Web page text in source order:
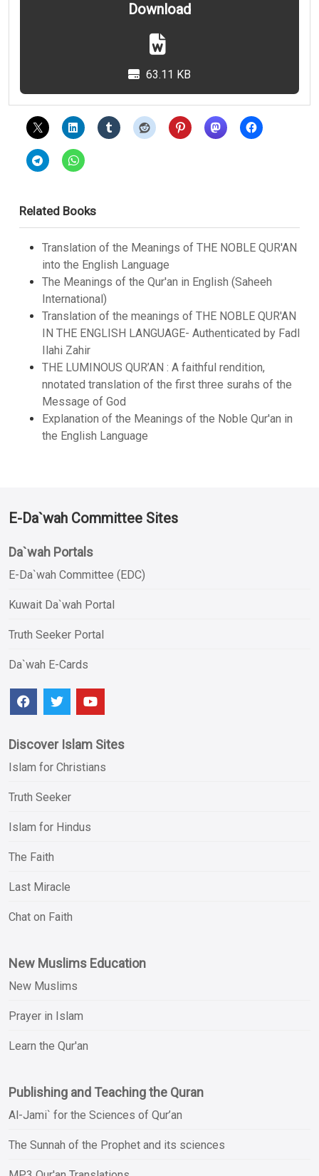
Download
63.11 KB
Related Books
Translation of the Meanings of THE NOBLE QUR'AN
into the English Language
The Meanings of the Qur'an in English (Saheeh
International)
Translation of the meanings of THE NOBLE QUR'AN
IN THE ENGLISH LANGUAGE- Authenticated by Fadl
Ilahi Zahir
THE LUMINOUS QUR’AN : A faithful rendition,
nnotated translation of the first three surahs of the
Message of God
Explanation of the Meanings of the Noble Qur'an in
the English Language
E-Da`wah Committee Sites
Da`wah Portals
E-Da`wah Committee (EDC)
Kuwait Da`wah Portal
Truth Seeker Portal
Da`wah E-Cards
Discover Islam Sites
Islam for Christians
Truth Seeker
Islam for Hindus
The Faith
Last Miracle
Chat on Faith
New Muslims Education
New Muslims
Prayer in Islam
Learn the Qur'an
Publishing and Teaching the Quran
Al-Jami` for the Sciences of Qur’an
The Sunnah of the Prophet and its sciences